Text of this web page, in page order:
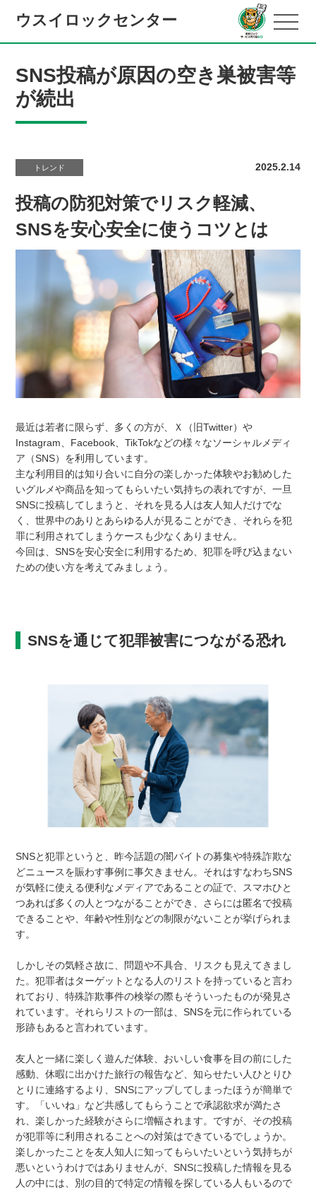
ウスイロックセンター
SNS投稿が原因の空き巣被害等
が続出
トレンド 2025.2.14
投稿の防犯対策でリスク軽減、
SNSを安心安全に使うコツとは
最近は若者に限らず、多くの方が、Ｘ（旧Twitter）や
Instagram、Facebook、TikTokなどの様々なソーシャルメディ
ア（SNS）を利用しています。
主な利用目的は知り合いに自分の楽しかった体験やお勧めした
いグルメや商品を知ってもらいたい気持ちの表れですが、一旦
SNSに投稿してしまうと、それを見る人は友人知人だけでな
く、世界中のありとあらゆる人が見ることができ、それらを犯
罪に利用されてしまうケースも少なくありません。
今回は、SNSを安心安全に利用するため、犯罪を呼び込まない
ための使い方を考えてみましょう。
SNSを通じて犯罪被害につながる恐れ
SNSと犯罪というと、昨今話題の闇バイトの募集や特殊詐欺な
どニュースを賑わす事例に事欠きません。それはすなわちSNS
が気軽に使える便利なメディアであることの証で、スマホひと
つあれば多くの人とつながることができ、さらには匿名で投稿
できることや、年齢や性別などの制限がないことが挙げられま
す。
しかしその気軽さ故に、問題や不具合、リスクも見えてきまし
た。犯罪者はターゲットとなる人のリストを持っていると言わ
れており、特殊詐欺事件の検挙の際もそういったものが発見さ
れています。それらリストの一部は、SNSを元に作られている
形跡もあると言われています。
友人と一緒に楽しく遊んだ体験、おいしい食事を目の前にした
感動、休暇に出かけた旅行の報告など、知らせたい人ひとりひ
とりに連絡するより、SNSにアップしてしまったほうが簡単で
す。「いいね」など共感してもらうことで承認欲求が満たさ
れ、楽しかった経験がさらに増幅されます。ですが、その投稿
が犯罪等に利用されることへの対策はできているでしょうか。
楽しかったことを友人知人に知ってもらいたいという気持ちが
悪いというわけではありませんが、SNSに投稿した情報を見る
人の中には、別の目的で特定の情報を探している人もいるので